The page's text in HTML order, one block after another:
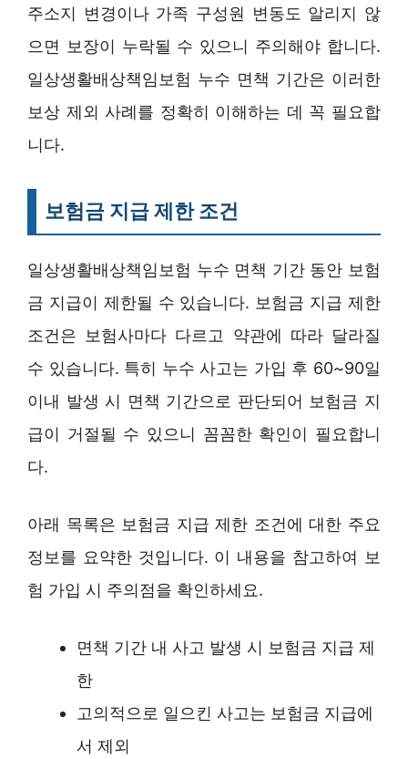
주소지 변경이나 가족 구성원 변동도 알리지 않
으면 보장이 누락될 수 있으니 주의해야 합니다.
일상생활배상책임보험 누수 면책 기간은 이러한
보상 제외 사례를 정확히 이해하는 데 꼭 필요합
니다.
보험금 지급 제한 조건
일상생활배상책임보험 누수 면책 기간 동안 보험
금 지급이 제한될 수 있습니다. 보험금 지급 제한
조건은 보험사마다 다르고 약관에 따라 달라질
수 있습니다. 특히 누수 사고는 가입 후 60~90일
이내 발생 시 면책 기간으로 판단되어 보험금 지
급이 거절될 수 있으니 꼼꼼한 확인이 필요합니
다.
아래 목록은 보험금 지급 제한 조건에 대한 주요
정보를 요약한 것입니다. 이 내용을 참고하여 보
험 가입 시 주의점을 확인하세요.
면책 기간 내 사고 발생 시 보험금 지급 제
한
고의적으로 일으킨 사고는 보험금 지급에
서 제외